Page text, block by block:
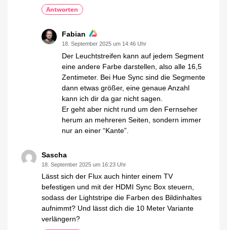
Antworten
Fabian
18. September 2025 um 14:46 Uhr
Der Leuchtstreifen kann auf jedem Segment
eine andere Farbe darstellen, also alle 16,5
Zentimeter. Bei Hue Sync sind die Segmente
dann etwas größer, eine genaue Anzahl
kann ich dir da gar nicht sagen.
Er geht aber nicht rund um den Fernseher
herum an mehreren Seiten, sondern immer
nur an einer “Kante”.
Sascha
18. September 2025 um 16:23 Uhr
Lässt sich der Flux auch hinter einem TV
befestigen und mit der HDMI Sync Box steuern,
sodass der Lightstripe die Farben des Bildinhaltes
aufnimmt? Und lässt dich die 10 Meter Variante
verlängern?